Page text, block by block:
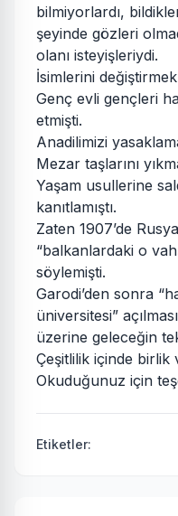
bilmiyorlardı,
şeyinde gözleri
olanı isteyişleriydi.
İsimlerini
Genç evli gençleri
etmişti.
Anadilimizi
Mezar taşlarını
Yaşam usullerine
kanıtlamıştı.
Zaten 1907’de
“balkanlardaki o
söylemişti.
Garodi’den sonra
üniversitesi”
üzerine geleceğin
Çeşitlilik içinde birlik
Okuduğunuz için
Etiketler: